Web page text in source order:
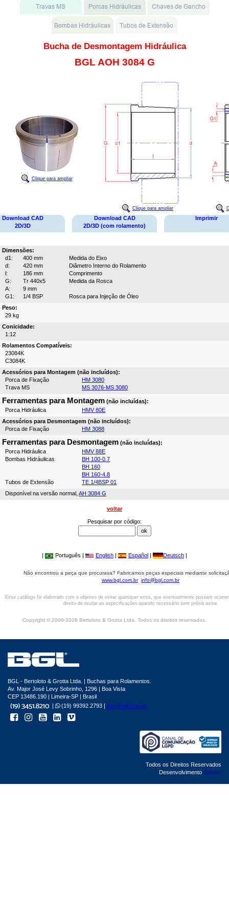
Bucha de Desmontagem Hidráulica
BGL AOH 3084 G
Clique para ampliar
Clique para ampliar
Download CAD
2D/3D
Download CAD
2D/3D (com rolamento)
Imprimir
Dimensões:
d1:
400 mm
Medida do Eixo
d:
420 mm
Diâmetro Interno do Rolamento
l:
186 mm
Comprimento
G:
Tr 440x5
Medida da Rosca
A:
9 mm
G1:
1/4 BSP
Rosca para Injeção de Óleo
Peso:
29 kg
Conicidade:
1:12
Rolamentos Compatíveis:
23084K
C3084K
Acessórios para Montagem (não incluídos):
Porca de Fixação
HM 3080
Trava MS
MS 3076-MS 3080
Ferramentas para Montagem (não incluídas):
Porca Hidráulica
HMV 80E
Acessórios para Desmontagem (não incluídos):
Porca de Fixação
HM 3088
Ferramentas para Desmontagem (não incluídas):
Porca Hidráulica
HMV 88E
Bombas Hidráulicas
BH 100-0.7
BH 160
BH 160-4.8
Tubos de Extensão
TE 1/4BSP 01
Disponível na versão normal, AH 3084 G
voltar
Pesquisar por código:
| Português | English | Español | Deutsch |
Não encontrou a peça que procurava? Fabricamos peças especiais mediante
www.bgl.com.br info@bgl.com.br
Esse catálogo foi elaborado com o objetivo de evitar quaisquer erros, que eventualmente possam
direito de mudar as especificações quando necessário sem prévio aviso.
Copyright © 2006-2026 Bertoloto & Grotta Ltda. Todos os direitos reservados.
BGL - Bertoloto & Grotta Ltda. | Buchas para Rolamentos.
Av. Major José Levy Sobrinho, 1296 | Boa Vista
CEP 13486.190 | Limeira-SP | Brasil
|
(19) 99392.2793 | info@bgl.com.br
Todos os Direitos Reservados
Desenvolvimento Sphera